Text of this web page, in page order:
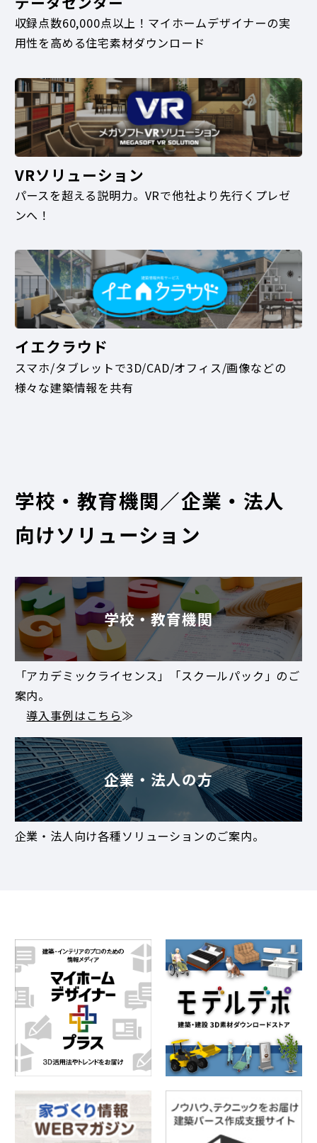
収録点数60,000点以上！マイホームデザイナーの実
用性を高める住宅素材ダウンロード
VRソリューション
パースを超える説明力。VRで他社より先行くプレゼ
ンへ！
イエクラウド
スマホ/タブレットで3D/CAD/オフィス/画像などの
様々な建築情報を共有
学校・教育機関／企業・法人
向けソリューション
学校・教育機関
「アカデミックライセンス」「スクールパック」のご
案内。
導入事例はこちら≫
企業・法人の方
企業・法人向け各種ソリューションのご案内。